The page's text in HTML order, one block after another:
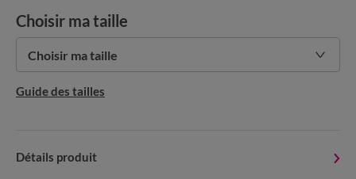
Choisir ma taille
Choisir ma taille
Guide des tailles
Détails produit